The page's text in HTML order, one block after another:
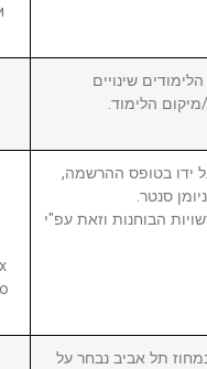
שינויים
הלימוד.
ידו בטופס ההרשמה,
סנטר.
הבוחנות וזאת עפ"י
תל אביב נבחר על